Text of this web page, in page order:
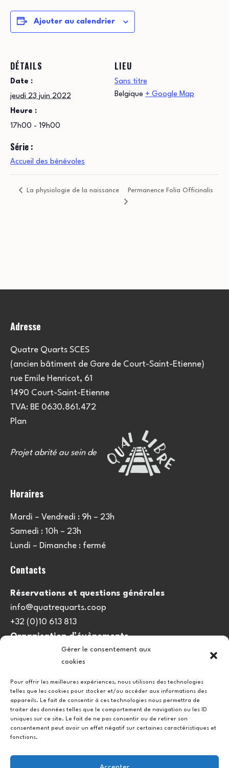
Gérer le consentement aux
cookies
Pour offrir les meilleures expériences, nous utilisons des technologies
telles que les cookies pour stocker et/ou accéder aux informations des
appareils. Le fait de consentir à ces technologies nous permettra de
traiter des données telles que le comportement de navigation ou les ID
uniques sur ce site. Le fait de ne pas consentir ou de retirer son
consentement peut avoir un effet négatif sur certaines caractéristiques et
fonctions.
Ajouter au calendrier
DÉTAILS
Date :
jeudi 23 juin 2022
Heure :
17h00 - 19h00
Série :
Accueil des bénévoles
LIEU
Sans titre
Belgique + Google Map
La physiologie de la naissance Permanence Folia Officinalis
Adresse
Quatre Quarts SCES
(ancien bâtiment de Gare de Court-Saint-Etienne)
rue Emile Henricot, 61
1490 Court-Saint-Etienne
TVA: BE 0630.861.472
Plan
Projet abrité au sein de
Horaires
Mardi – Vendredi : 9h – 23h
Samedi : 10h – 23h
Lundi – Dimanche : fermé
Contacts
Réservations et questions générales
info@quatrequarts.coop
+32 (0)10 613 813
Organisation d’évènements
viedulieu@quatrequarts.coop
Politique de cookies (UE)